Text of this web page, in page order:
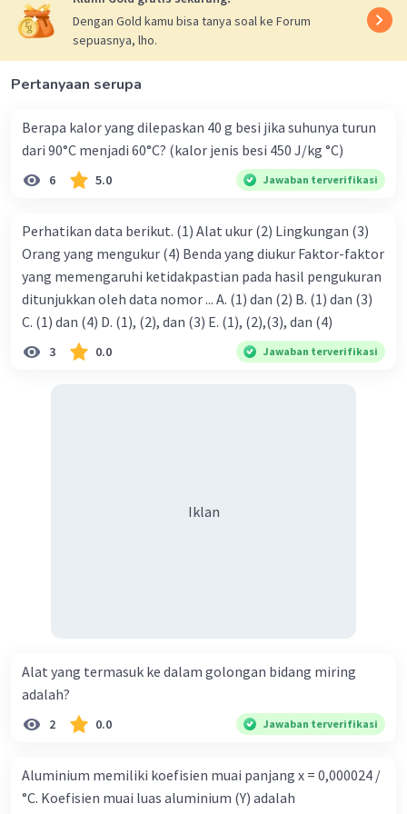
n = 3/2 atau 1,5 gelombang
t = 2,250 s
T = t/n
= 2,250/1,5
d. Panjang gelombang (𝞴)
1/2 𝞴 = 12
𝞴 = 12 x 2 = 24 cm = 0,24 m
e.Cepat rambat (V)
V = 𝞴/T
= 24/1,5
= 16 cm/s
= 0,16 m/s
f.Jumlah gelombang dalam 2 m
Dengan Gold kamu bisa tanya soal ke Forum
sepuasnya, lho.
Pertanyaan serupa
Berapa kalor yang dilepaskan 40 g besi jika suhunya turun
dari 90°C menjadi 60°C? (kalor jenis besi 450 J/kg °C)
6 5.0 Jawaban terverifikasi
Perhatikan data berikut. (1) Alat ukur (2) Lingkungan (3)
Orang yang mengukur (4) Benda yang diukur Faktor-faktor
yang memengaruhi ketidakpastian pada hasil pengukuran
ditunjukkan oleh data nomor ... A. (1) dan (2) B. (1) dan (3)
C. (1) dan (4) D. (1), (2), dan (3) E. (1), (2),(3), dan (4)
3 0.0 Jawaban terverifikasi
Iklan
Alat yang termasuk ke dalam golongan bidang miring
adalah?
2 0.0 Jawaban terverifikasi
Aluminium memiliki koefisien muai panjang x = 0,000024 /
°C. Koefisien muai luas aluminium (Y) adalah